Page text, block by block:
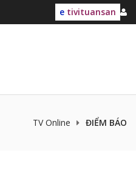
e tivituansan
TV Online ĐIỂM BÁO